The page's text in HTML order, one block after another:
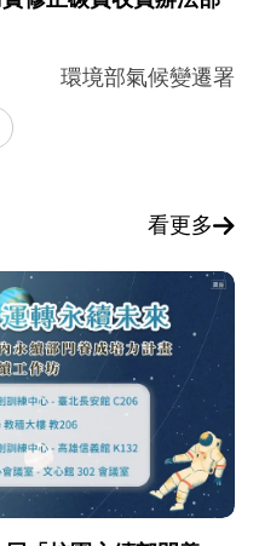
環境部氣候變遷署
看更多